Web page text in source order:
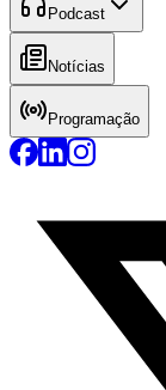
Podcast
Notícias
Programação